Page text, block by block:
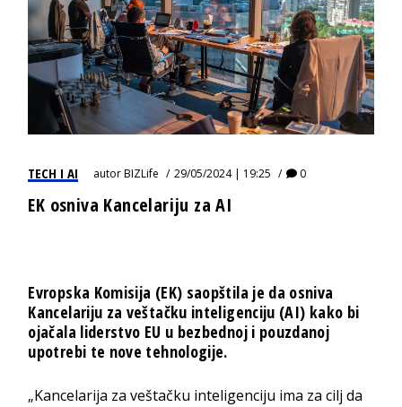
TECH I AI autorBIZLife 29/05/2024 | 19:25 0
EK osniva Kancelariju za AI
Evropska Komisija (EK) saopštila je da osniva
Kancelariju za veštačku inteligenciju (AI) kako bi
ojačala liderstvo EU u bezbednoj i pouzdanoj
upotrebi te nove tehnologije.
„Kancelarija za veštačku inteligenciju ima za cilj da